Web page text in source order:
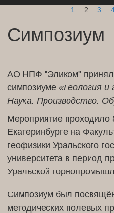
1 2 3 4
Симпозиум
АО НПФ "Эликом"
симпозиуме «Геология и
Наука. Производство.
Мероприятие проходило
Екатеринбурге на
геофизики Уральского
университета в период
Уральской
Симпозиум был
методических полевых